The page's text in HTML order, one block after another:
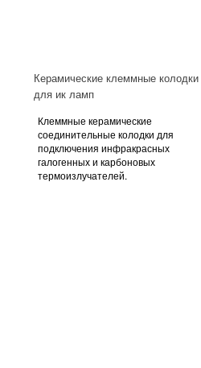
Керамические клеммные колодки
для ик ламп
Клеммные керамические
соединительные колодки для
подключения инфракрасных
галогенных и карбоновых
термоизлучателей.